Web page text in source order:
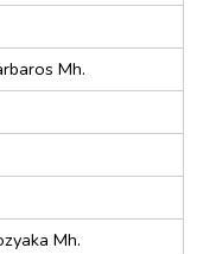
Mh.
Mh.